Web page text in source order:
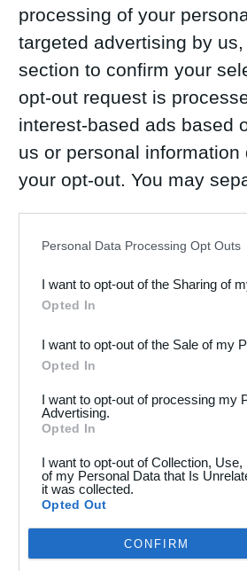
processing of your
targeted advertising by
section to confirm your
opt-out request is
interest-based ads based
us or personal
your opt-out. You may
Downstream Participants
third parties.
Personal Data Processing Opt Outs
I want to opt-out of the Sharing of
Opted In
I want to opt-out of the Sale of my
Opted In
I want to opt-out of processing my
Advertising.
Opted In
I want to opt-out of Collection,
of my Personal Data that Is
it was collected.
Opted Out
CONFIRM